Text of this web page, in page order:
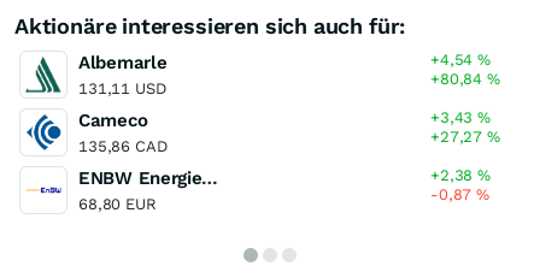
Aktionäre interessieren sich auch für:
Albemarle
131,11 USD
+4,54%
+80,84%
Cameco
135,86 CAD
+3,43%
+27,27%
ENBW Energie Baden-Wuerttemberg Akt
68,80 EUR
+2,38%
-0,87%